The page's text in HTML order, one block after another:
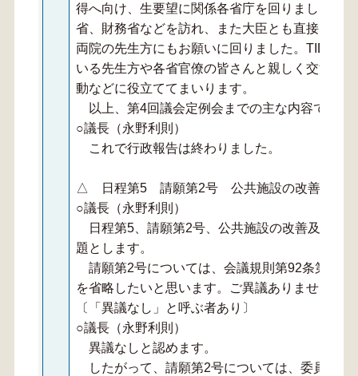
得へ向け、生要望に関係各省庁を回りました。
省、財務省などを訪れ、また大臣とも直接お会
両院の先生方にもお願いに回りました。TIDAネ
いる先生方や各省官僚の皆さんと親しく交流を
動などに役立ててまいります。
以上、第4回議会定例会までの主な内容でした
○議長（永野利則）
これで行政報告は終わりました。
△ 日程第5 請願第2号 公共施設の改善及び増
○議長（永野利則）
日程第5、請願第2号、公共施設の改善及び増
題とします。
請願第2号については、会議規則第92条第2項
を省略したいと思います。ご異議ありませんか。
〔「異議なし」と呼ぶ者あり〕
○議長（永野利則）
異議なしと認めます。
したがって、請願第2号については、委員会へ